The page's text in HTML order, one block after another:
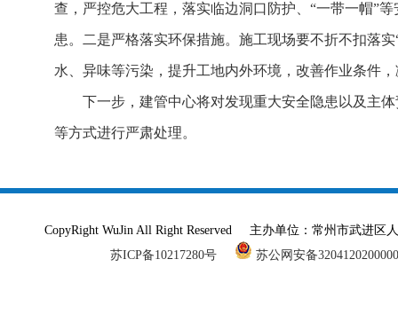
查，严控危大工程，落实临边洞口防护、“一带一帽”
患。二是严格落实环保措施。施工现场要不折不扣落
水、异味等污染，提升工地内外环境，改善作业条件
下一步，建管中心将对发现重大安全隐患以及主
等方式进行严肃处理。
CopyRight WuJin All Right Reserved 主办单位：常州市武进
苏ICP备10217280号
苏公网安备